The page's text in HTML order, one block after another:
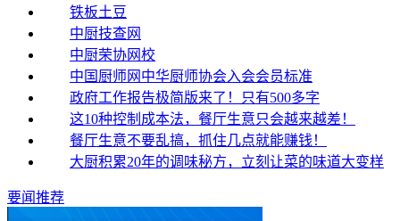
铁板土豆
中厨技查网
中厨荣协网校
中国厨师网中华厨师协会入会会员标准
政府工作报告极简版来了！只有500多字
这10种控制成本法，餐厅生意只会越来越差！
餐厅生意不要乱搞，抓住几点就能赚钱！
大厨积累20年的调味秘方，立刻让菜的味道大变样
要闻推荐